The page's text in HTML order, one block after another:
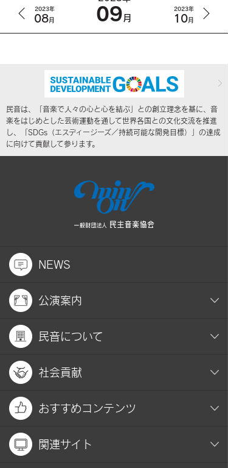
2023年
08月 09月
2023年
10月
民音は、「音楽で人々の心と心を結ぶ」との創立理念を基に、音
楽をはじめとした芸術運動を通して世界各国との文化交流を推進
し、「SDGs（エスディージーズ／持続可能な開発目標）」の達成
に向けて貢献して参ります。
NEWS
公演案内
民音について
社会貢献
おすすめコンテンツ
関連サイト